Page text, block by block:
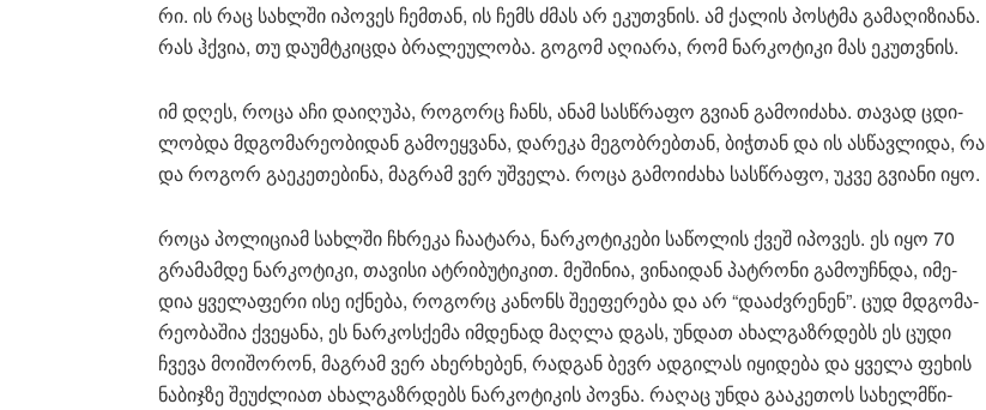
რი. ის რაც სახ­ლში იპო­ვეს ჩემ­თან, ის ჩემს ძმას არ ეკუთ­ვნის. ამ ქა­ლის პოსტმა გა­მა­ღი­ზი­ა­ნა.
რას ჰქვია, თუ და­უმ­ტკიც­და ბრა­ლე­უ­ლო­ბა. გო­გომ აღი­ა­რა, რომ ნარ­კო­ტი­კი მას ეკუთ­ვნის.
იმ დღეს, როცა აჩი და­ი­ღუ­პა, რო­გორც ჩანს, ანამ სას­წრა­ფო გვი­ან გა­მო­ი­ძა­ხა. თა­ვად ცდი­
ლობ­და მდგო­მა­რე­ო­ბი­დან გა­მო­ეყ­ვა­ნა, და­რე­კა მე­გობ­რებ­თან, ბი­ჭთან და ის ას­წავ­ლი­და, რა
და რო­გორ გა­ე­კე­თე­ბი­ნა, მაგ­რამ ვერ უშ­ვე­ლა. როცა გა­მო­ი­ძა­ხა სას­წრა­ფო, უკვე გვი­ა­ნი იყო.
როცა პო­ლი­ცი­ამ სახ­ლში ჩხრე­კა ჩა­ა­ტა­რა, ნარ­კო­ტი­კე­ბი სა­წო­ლის ქვეშ იპო­ვეს. ეს იყო 70
გრა­მამ­დე ნარ­კო­ტი­კი, თა­ვი­სი ატ­რი­ბუ­ტი­კით. მე­ში­ნია, ვი­ნა­ი­დან პატ­რო­ნი გა­მო­უჩ­ნდა, იმე­
დია ყვე­ლა­ფე­რი ისე იქ­ნე­ბა, რო­გორც კა­ნონს შე­ე­ფე­რე­ბა და არ “და­აძ­ვრე­ნენ”. ცუდ მდგო­მა­
რე­ო­ბა­შია ქვე­ყა­ნა, ეს ნარ­კო­ს­ქე­მა იმ­დე­ნად მაღ­ლა დგას, უნ­დათ ახალ­გაზ­რდებს ეს ცუდი
ჩვე­ვა მო­ი­შო­რონ, მაგ­რამ ვერ ახერ­ხე­ბენ, რად­გან ბევრ ად­გი­ლას იყი­დე­ბა და ყვე­ლა ფე­ხის
ნა­ბიჯ­ზე შე­უძ­ლი­ათ ახალ­გაზ­რდებს ნარ­კო­ტი­კის პოვ­ნა. რა­ღაც უნდა გა­ა­კე­თოს სა­ხელ­მწი­